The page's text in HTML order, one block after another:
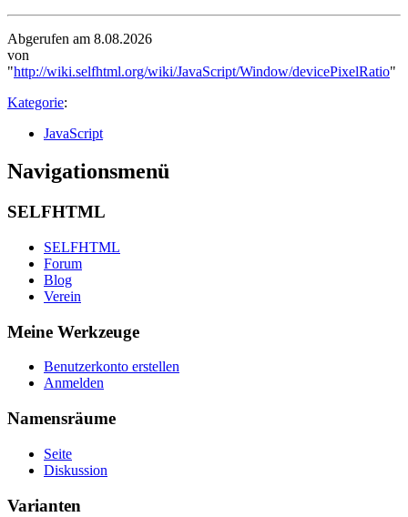
Abgerufen am 8.08.2026
von
"http://wiki.selfhtml.org/wiki/JavaScript/Window/devicePixelRatio"
Kategorie:
JavaScript
Navigationsmenü
SELFHTML
SELFHTML
Forum
Blog
Verein
Meine Werkzeuge
Benutzerkonto erstellen
Anmelden
Namensräume
Seite
Diskussion
Varianten